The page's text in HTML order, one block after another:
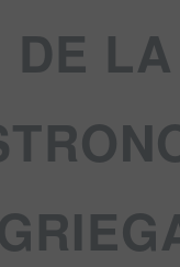
DE LA